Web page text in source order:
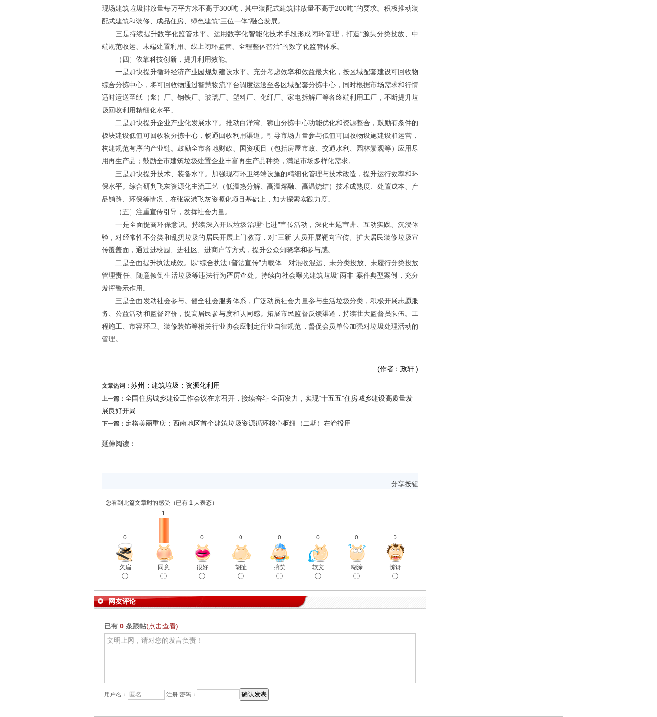
现场建筑垃圾排放量每万平方米不高于300吨，其中装配式建筑排放量不高于200吨”的要求。积极推动装
配式建筑和装修、成品住房、绿色建筑“三位一体”融合发展。
三是持续提升数字化监管水平。运用数字化智能化技术手段形成闭环管理，打造“源头分类投放、中
端规范收运、末端处置利用、线上闭环监管、全程整体智治”的数字化监管体系。
（四）依靠科技创新，提升利用效能。
一是加快提升循环经济产业园规划建设水平。充分考虑效率和效益最大化，按区域配套建设可回收物
综合分拣中心，将可回收物通过智慧物流平台调度运送至各区域配套分拣中心，同时根据市场需求和行情
适时运送至纸（浆）厂、钢铁厂、玻璃厂、塑料厂、化纤厂、家电拆解厂等各终端利用工厂，不断提升垃
圾回收利用精细化水平。
二是加快提升企业产业化发展水平。推动白洋湾、狮山分拣中心功能优化和资源整合，鼓励有条件的
板块建设低值可回收物分拣中心，畅通回收利用渠道。引导市场力量参与低值可回收物设施建设和运营，
构建规范有序的产业链。鼓励全市各地财政、国资项目（包括房屋市政、交通水利、园林景观等）应用尽
用再生产品；鼓励全市建筑垃圾处置企业丰富再生产品种类，满足市场多样化需求。
三是加快提升技术、装备水平。加强现有环卫终端设施的精细化管理与技术改造，提升运行效率和环
保水平。综合研判飞灰资源化主流工艺（低温热分解、高温熔融、高温烧结）技术成熟度、处置成本、产
品销路、环保等情况，在张家港飞灰资源化项目基础上，加大探索实践力度。
（五）注重宣传引导，发挥社会力量。
一是全面提高环保意识。持续深入开展垃圾治理“七进”宣传活动，深化主题宣讲、互动实践、沉浸体
验，对经常性不分类和乱扔垃圾的居民开展上门教育，对“三新”人员开展靶向宣传。扩大居民装修垃圾宣
传覆盖面，通过进校园、进社区、进商户等方式，提升公众知晓率和参与感。
二是全面提升执法成效。以“综合执法+普法宣传”为载体，对混收混运、未分类投放、未履行分类投放
管理责任、随意倾倒生活垃圾等违法行为严厉查处。持续向社会曝光建筑垃圾“两非”案件典型案例，充分
发挥警示作用。
三是全面发动社会参与。健全社会服务体系，广泛动员社会力量参与生活垃圾分类，积极开展志愿服
务、公益活动和监督评价，提高居民参与度和认同感。拓展市民监督反馈渠道，持续壮大监督员队伍。工
程施工、市容环卫、装修装饰等相关行业协会应制定行业自律规范，督促会员单位加强对垃圾处理活动的
管理。
(作者：政轩 )
文章热词： 苏州；建筑垃圾；资源化利用
上一篇： 全国住房城乡建设工作会议在京召开，接续奋斗 全面发力，实现“十五五”住房城乡建设高质量发
展良好开局
下一篇： 定格美丽重庆：西南地区首个建筑垃圾资源循环核心枢纽（二期）在渝投用
延伸阅读：
分享按钮
您看到此篇文章时的感受 （已有 1 人表态）
0
欠扁
1
同意
0
很好
0
胡扯
0
搞笑
0
软文
0
糊涂
0
惊讶
网友评论
已有 0 条跟帖(点击查看)
用户名： 注册 密码：